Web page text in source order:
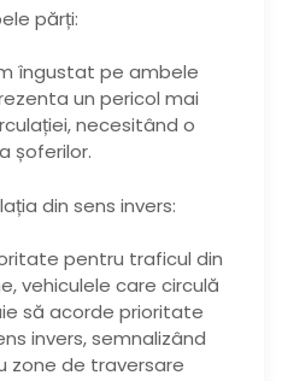
părți:
îngustat pe ambele
un pericol mai
necesitând o
șoferilor.
din sens invers:
pentru traficul din
vehiculele care circulă
să acorde prioritate
invers, semnalizând
zone de traversare